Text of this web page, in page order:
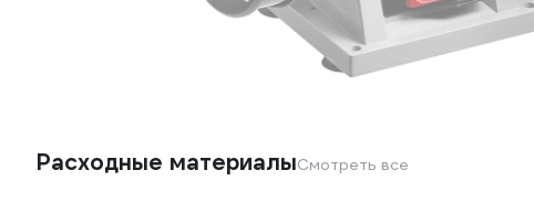
Расходные материалыСмотреть все